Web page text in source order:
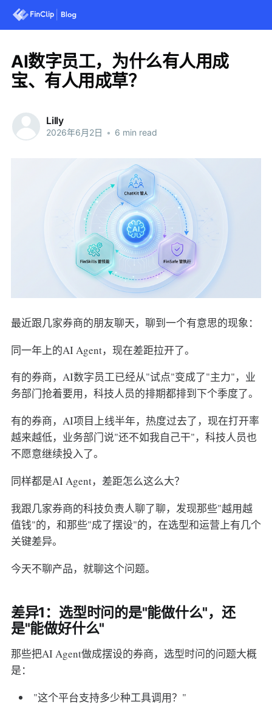
AI数字员工，为什么有人用成
宝、有人用成草？
Lilly
2026年6月2日 • 6 min read
最近跟几家券商的朋友聊天，聊到一个有意思的现象：
同一年上的AI Agent，现在差距拉开了。
有的券商，AI数字员工已经从"试点"变成了"主力"，业
务部门抢着要用，科技人员的排期都排到下个季度了。
有的券商，AI项目上线半年，热度过去了，现在打开率
越来越低，业务部门说"还不如我自己干"，科技人员也
不愿意继续投入了。
同样都是AI Agent，差距怎么这么大？
我跟几家券商的科技负责人聊了聊，发现那些"越用越
值钱"的，和那些"成了摆设"的，在选型和运营上有几个
关键差异。
今天不聊产品，就聊这个问题。
差异1：选型时问的是"能做什么"，还
是"能做好什么"
那些把AI Agent做成摆设的券商，选型时问的问题大概
是：
"这个平台支持多少种工具调用？"